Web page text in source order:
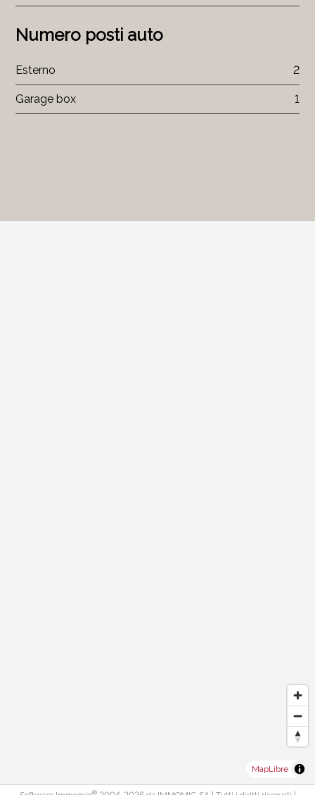
Numero posti auto
Esterno 2
Garage box 1
MapLibre
®